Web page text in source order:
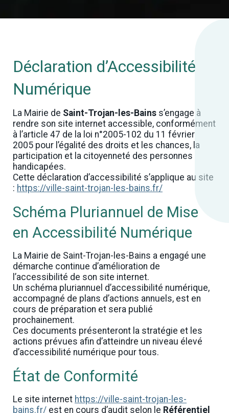
Déclaration d’Accessibilité
Numérique
La Mairie de Saint-Trojan-les-Bains s’engage à
rendre son site internet accessible, conformément
à l’article 47 de la loi n°2005-102 du 11 février
2005 pour l’égalité des droits et les chances, la
participation et la citoyenneté des personnes
handicapées.
Cette déclaration d’accessibilité s’applique au site
: https://ville-saint-trojan-les-bains.fr/
Schéma Pluriannuel de Mise
en Accessibilité Numérique
La Mairie de Saint-Trojan-les-Bains a engagé une
démarche continue d’amélioration de
l’accessibilité de son site internet.
Un schéma pluriannuel d’accessibilité numérique,
accompagné de plans d’actions annuels, est en
cours de préparation et sera publié
prochainement.
Ces documents présenteront la stratégie et les
actions prévues afin d’atteindre un niveau élevé
d’accessibilité numérique pour tous.
État de Conformité
Le site internet https://ville-saint-trojan-les-
bains.fr/ est en cours d’audit selon le Référentiel